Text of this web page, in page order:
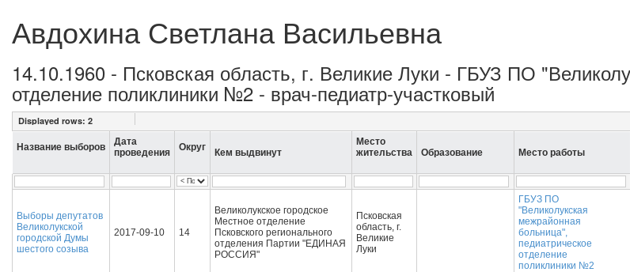
Авдохина Светлана Васильевна
14.10.1960 - Псковская область, г. Великие Луки - ГБУЗ ПО
отделение поликлиники №2 - врач-педиатр-участковый
Displayed rows: 2
Название выборов
Дата
проведения
Округ Кем выдвинут
Место
жительства
Образование Место работы
Выборы депутатов
Великолукской
городской Думы
шестого созыва
2017-09-10 14
Великолукское городское
Местное отделение
Псковского регионального
отделения Партии "ЕДИНАЯ
РОССИЯ"
Псковская
область, г.
Великие
Луки
ГБУЗ ПО
"Великолукская
межрайонная
больница",
педиатрическое
отделение
поликлиники №2